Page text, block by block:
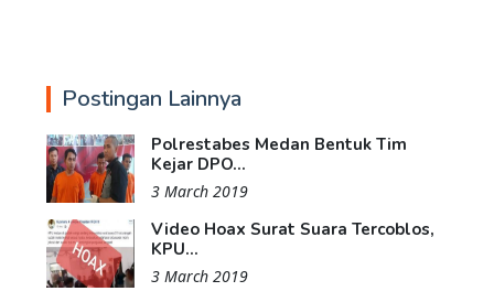
Postingan Lainnya
Polrestabes Medan Bentuk Tim
Kejar DPO...
3 March 2019
Video Hoax Surat Suara Tercoblos,
KPU...
3 March 2019